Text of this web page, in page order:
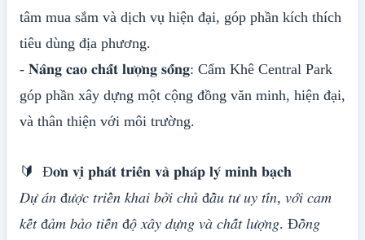
tâm mua sắm và dịch vụ hiện đại, góp phần kích thích
tiêu dùng địa phương.
- 𝐍𝐚̂𝐧𝐠 𝐜𝐚𝐨 𝐜𝐡𝐚̂́𝐭 𝐥𝐮̛𝐨̛̣𝐧𝐠 𝐬𝐨̂́𝐧𝐠: Cẩm Khê Central Park
góp phần xây dựng một cộng đồng văn minh, hiện đại,
và thân thiện với môi trường.
🔰 Đ𝐨̛𝐧 𝐯𝐢̣ 𝐩𝐡𝐚́𝐭 𝐭𝐫𝐢𝐞̂̉𝐧 𝐯𝐚̀ 𝐩𝐡𝐚́𝐩 𝐥𝐲́ 𝐦𝐢𝐧𝐡 𝐛𝐚̣𝐜𝐡
𝐷𝑢̛̣ 𝑎́𝑛 đ𝑢̛𝑜̛̣𝑐 𝑡𝑟𝑖𝑒̂̉𝑛 𝑘ℎ𝑎𝑖 𝑏𝑜̛̉𝑖 𝑐ℎ𝑢̉ đ𝑎̂̀𝑢 𝑡𝑢̛ 𝑢𝑦 𝑡𝑖́𝑛, 𝑣𝑜̛́𝑖 𝑐𝑎𝑚
𝑘𝑒̂́𝑡 đ𝑎̉𝑚 𝑏𝑎̉𝑜 𝑡𝑖𝑒̂́𝑛 đ𝑜̣̂ 𝑥𝑎̂𝑦 𝑑𝑢̛̣𝑛𝑔 𝑣𝑎̀ 𝑐ℎ𝑎̂́𝑡 𝑙𝑢̛𝑜̛̣𝑛𝑔. Đ𝑜̂̀𝑛𝑔